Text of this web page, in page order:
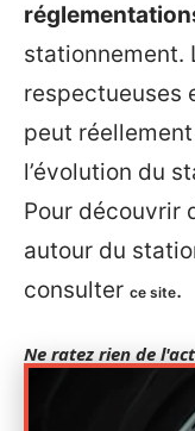
stationnement.
respectueuses
peut
l’évolution du
Pour découvrir
autour du
consulter ce site.
Ne ratez rien de